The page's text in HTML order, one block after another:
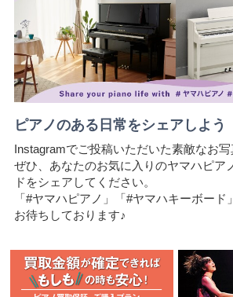
ピアノのある日常をシェアしよう
Instagramでご投稿いただいた素敵なお写
ぜひ、あなたのお気に入りのヤマハピア
ドをシェアしてください。
「#ヤマハピアノ」「#ヤマハキーボー
お待ちしております♪